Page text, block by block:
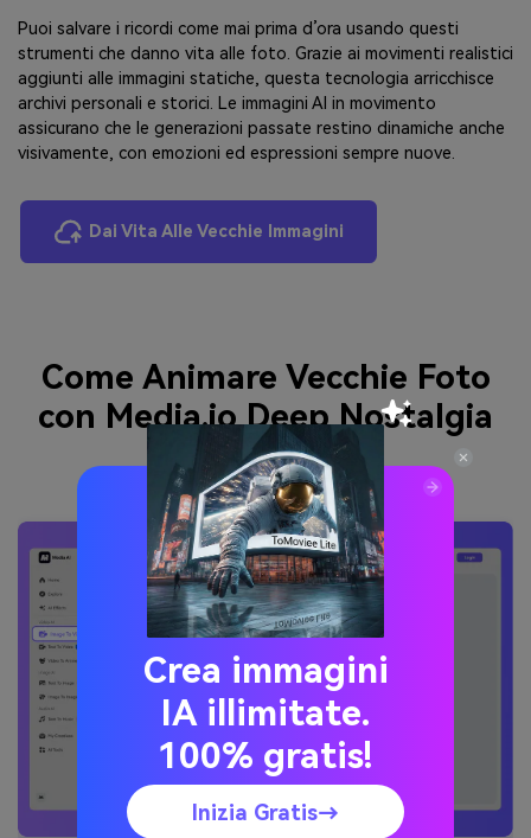
Puoi salvare i ricordi come mai prima d’ora usando questi
strumenti che danno vita alle foto. Grazie ai movimenti realistici
aggiunti alle immagini statiche, questa tecnologia arricchisce
archivi personali e storici. Le immagini AI in movimento
assicurano che le generazioni passate restino dinamiche anche
visivamente, con emozioni ed espressioni sempre nuove.
Dai Vita Alle Vecchie Immagini
Come Animare Vecchie Foto
con Media.io Deep Nostalgia
AI?
Crea immagini
IA illimitate.
100% gratis!
Inizia Gratis→